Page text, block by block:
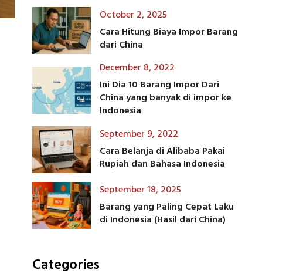
October 2, 2025
Cara Hitung Biaya Impor Barang
dari China
December 8, 2022
Ini Dia 10 Barang Impor Dari
China yang banyak di impor ke
Indonesia
September 9, 2022
Cara Belanja di Alibaba Pakai
Rupiah dan Bahasa Indonesia
September 18, 2025
Barang yang Paling Cepat Laku
di Indonesia (Hasil dari China)
Categories